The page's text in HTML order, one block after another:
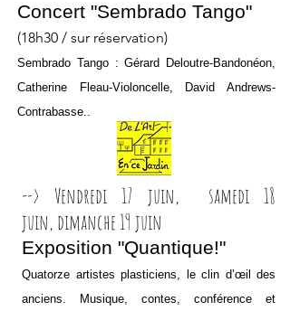
Concert "Sembrado Tango"
(18h30 / sur réservation)
Sembrado Tango : Gérard Deloutre-Bandonéon,
Catherine Fleau-Violoncelle, David Andrews-
Contrabasse..
--> Vendredi 17 juin,
samedi 18
juin, dimanche 19 juin
Exposition "Quantique!"
Quatorze artistes plasticiens, le clin d’œil des
anciens. Musique, contes, conférence et